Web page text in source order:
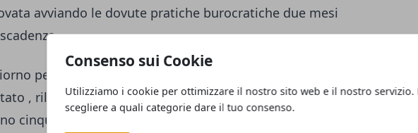
Consenso sui Cookie
Utilizziamo i cookie per ottimizzare il nostro sito web e il nostro servizio.
scegliere a quali categorie dare il tuo consenso.
avviando le dovute pratiche burocratiche due mesi
permanente invece è un documento, sempre rilasciato
, rilasciato ad un cittadino extracomunitario residente
cinque anni, che dimostra una sufficiente capacità di